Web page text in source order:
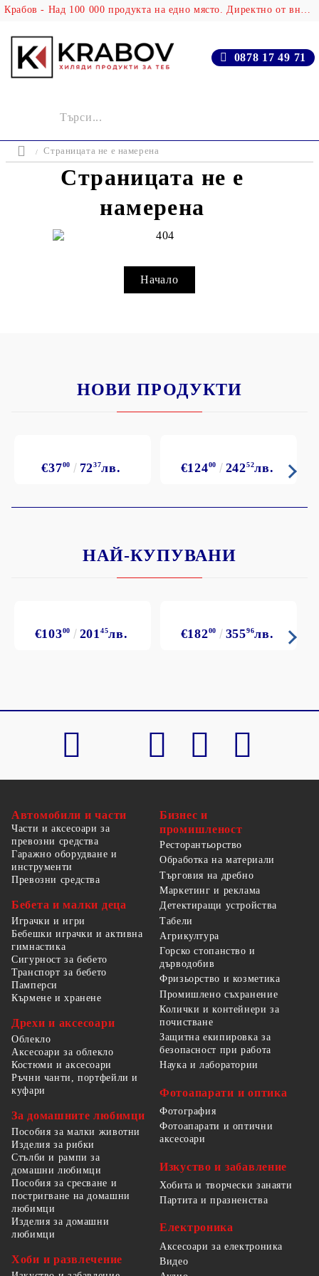
Крабов - Над 100 000 продукта на едно място. Директно от вносителя!
0878 17 49 71
Страницата не е намерена
Страницата не е
намерена
Начало
НОВИ ПРОДУКТИ
€3700 7237лв. €12400 24252лв.
НАЙ-КУПУВАНИ
€10300 20145лв. €18200 35596лв.
Автомобили и части
Части и аксесоари за
превозни средства
Гаражно оборудване и
инструменти
Превозни средства
Бебета и малки деца
Играчки и игри
Бебешки играчки и активна
гимнастика
Сигурност за бебето
Транспорт за бебето
Памперси
Кърмене и хранене
Дрехи и аксесоари
Облекло
Аксесоари за облекло
Костюми и аксесоари
Ръчни чанти, портфейли и
куфари
За домашните любимци
Пособия за малки животни
Изделия за рибки
Стълби и рампи за
домашни любимци
Пособия за сресване и
постригване на домашни
любимци
Изделия за домашни
любимци
Хоби и развлечение
Бизнес и
промишленост
Ресторантьорство
Обработка на материали
Търговия на дребно
Маркетинг и реклама
Детектиращи устройства
Табели
Агрикултура
Горско стопанство и
дърводобив
Фризьорство и козметика
Промишлено съхранение
Колички и контейнери за
почистване
Защитна екипировка за
безопасност при работа
Наука и лаборатории
Фотоапарати и оптика
Фотография
Фотоапарати и оптични
аксесоари
Изкуство и забавление
Хобита и творчески занаяти
Партита и празненства
Електроника
Аксесоари за електроника
Видео